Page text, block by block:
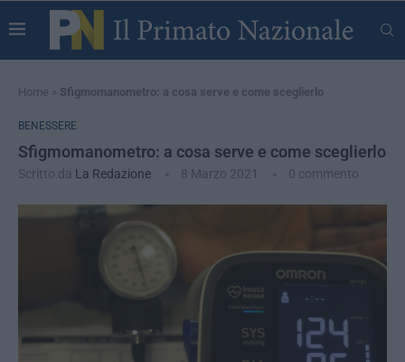
Home » Sfigmomanometro: a cosa serve e come sceglierlo
BENESSERE
Sfigmomanometro: a cosa serve e come sceglierlo
Scritto da La Redazione 8 Marzo 2021 0 commento